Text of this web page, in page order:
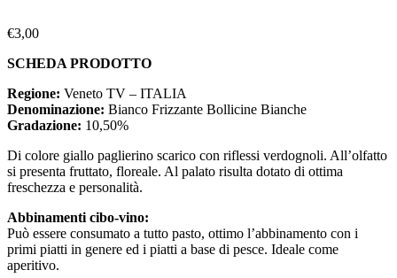
€3,00
SCHEDA PRODOTTO
Regione: Veneto TV – ITALIA
Denominazione: Bianco Frizzante Bollicine Bianche
Gradazione: 10,50%
Di colore giallo paglierino scarico con riflessi verdognoli. All’olfatto
si presenta fruttato, floreale. Al palato risulta dotato di ottima
freschezza e personalità.
Abbinamenti cibo-vino:
Può essere consumato a tutto pasto, ottimo l’abbinamento con i
primi piatti in genere ed i piatti a base di pesce. Ideale come
aperitivo.